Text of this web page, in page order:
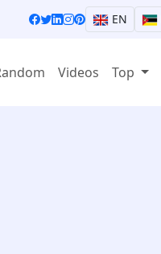
EN
Videos Top